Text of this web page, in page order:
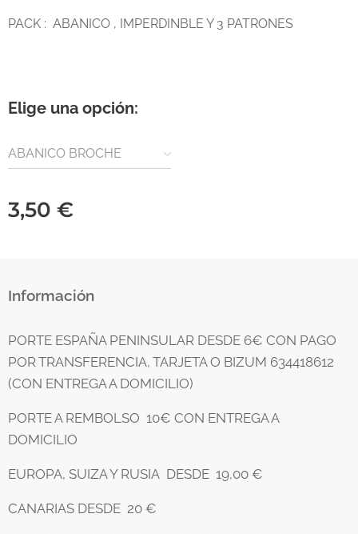
PACK : ABANICO , IMPERDINBLE Y 3 PATRONES
Elige una opción:
ABANICO BROCHE
3,50 €
Información
PORTE ESPAÑA PENINSULAR DESDE 6€ CON PAGO
POR TRANSFERENCIA, TARJETA O BIZUM 634418612
(CON ENTREGA A DOMICILIO)
PORTE A REMBOLSO 10€ CON ENTREGA A
DOMICILIO
EUROPA, SUIZA Y RUSIA DESDE 19,00 €
CANARIAS DESDE 20 €